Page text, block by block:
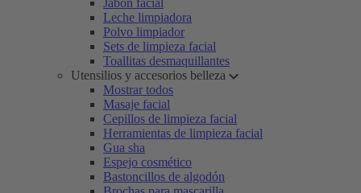
Jabón facial
Leche limpiadora
Polvo limpiador
Sets de limpieza facial
Toallitas desmaquillantes
Utensilios y accesorios belleza
Mostrar todos
Masaje facial
Cepillos de limpieza facial
Herramientas de limpieza facial
Gua sha
Espejo cosmético
Bastoncillos de algodón